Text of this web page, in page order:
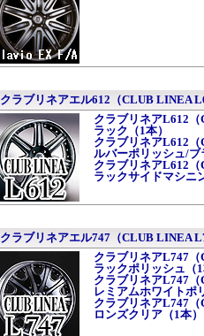
クラブリネアエル612（CLUB LINEA
クラブリネアL612
ラック（1本）
クラブリネアL612
ルバーポリッシュ/
クラブリネアL612
ラックサイドマシニ
クラブリネアエル747（CLUB LINEA
クラブリネアL747
ラックポリッシュ（
クラブリネアL747
レミアムホワイトポ
クラブリネアL747
ロンズクリア（1本）